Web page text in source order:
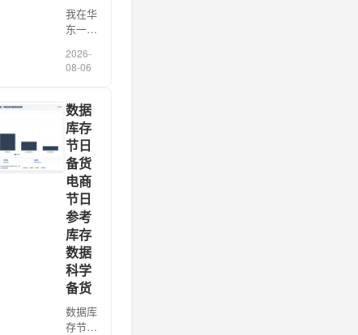
我在华
东一家
业做库
存数据
时，看
到冷链
仓角落
堆着一
批即将
过期的
巴氏
奶，当
天报废
金额
21.3万
元。业
务经
[…]
2026-
08-06
数据
库存
节日
备货
电商
节日
参考
库存
数据
科学
备货
数据库
存节日